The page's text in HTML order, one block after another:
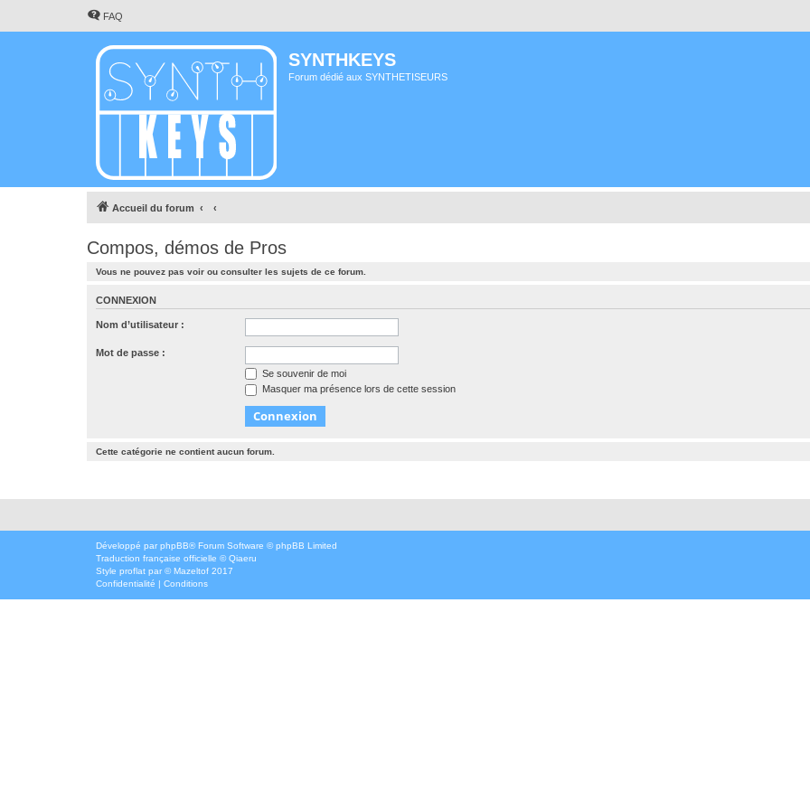
FAQ
SYNTHKEYS
Forum dédié aux SYNTHETISEURS
Accueil du forum
Compos, démos de Pros
Vous ne pouvez pas voir ou consulter les sujets de ce forum.
CONNEXION
Nom d’utilisateur :
Mot de passe :
Se souvenir de moi
Masquer ma présence lors de cette session
Cette catégorie ne contient aucun forum.
Développé par phpBB® Forum Software © phpBB Limited
Traduction française officielle ©Qiaeru
Style proflat par ©Mazeltof 2017
Confidentialité | Conditions